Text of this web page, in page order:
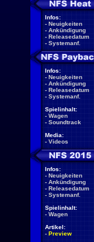
Infos:
- Neuigkeiten
- Ankündigung
- Releasedatum
- Systemanf.
Infos:
- Neuigkeiten
- Ankündigung
- Releasedatum
- Systemanf.
Spielinhalt:
- Wagen
- Soundtrack
Media:
- Videos
Infos:
- Neuigkeiten
- Ankündigung
- Releasedatum
- Systemanf.
Spielinhalt:
- Wagen
Artikel:
- Preview